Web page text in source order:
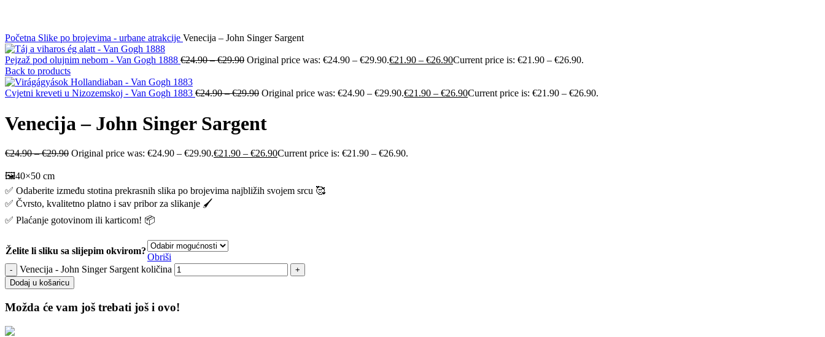
Početna Slike po brojevima - urbane atrakcije Venecija – John Singer Sargent
Pejzaž pod olujnim nebom - Van Gogh 1888 €24.90–€29.90 Original price was: €24.90 – €29.90.€21.90 – €26.90Current price is: €21.90 – €26.90.
Back to products
Cvjetni kreveti u Nizozemskoj - Van Gogh 1883 €24.90–€29.90 Original price was: €24.90 – €29.90.€21.90 – €26.90Current price is: €21.90 – €26.90.
Venecija – John Singer Sargent
€24.90–€29.90 Original price was: €24.90 – €29.90.€21.90 – €26.90Current price is: €21.90 – €26.90.
🖼️40×50 cm
✅ Odaberite između stotina prekrasnih slika po brojevima najbližih svojem srcu 🥰
✅ Čvrsto, kvalitetno platno i sav pribor za slikanje 🖌️
✅ Plaćanje gotovinom ili karticom! 📦
Želite li sliku sa slijepim okvirom?
Obriši
Venecija - John Singer Sargent količina
Dodaj u košaricu
Možda će vam još trebati još i ovo!